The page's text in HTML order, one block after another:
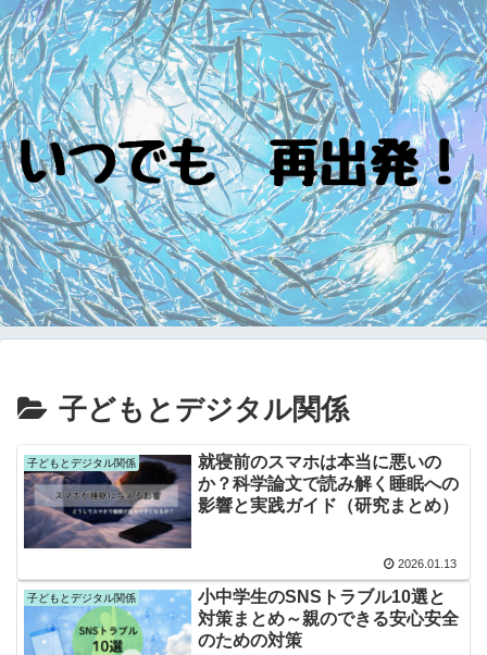
子どもとデジタル関係
子どもとデジタル関係
就寝前のスマホは本当に悪いの
か？科学論文で読み解く睡眠への
影響と実践ガイド（研究まとめ）
2026.01.13
子どもとデジタル関係
小中学生のSNSトラブル10選と
対策まとめ～親のできる安心安全
のための対策